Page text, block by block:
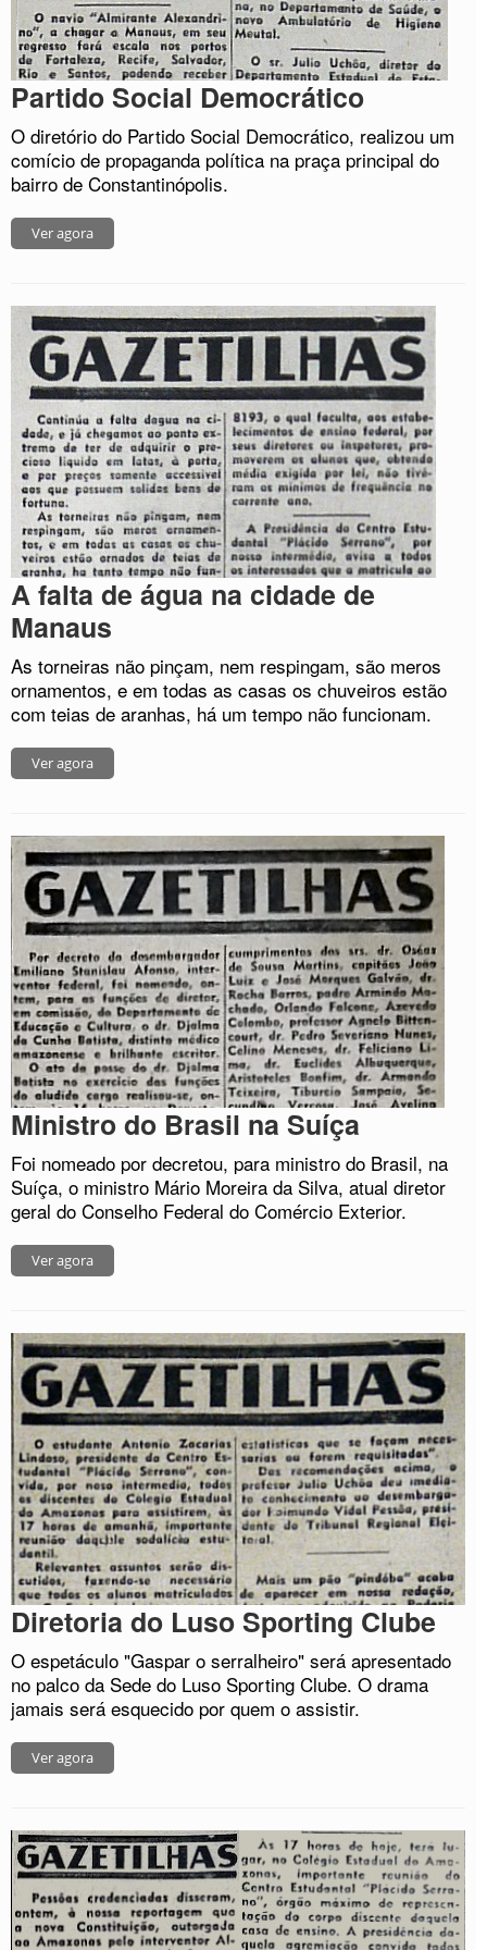
Partido Social Democrático
O diretório do Partido Social Democrático, realizou um
comício de propaganda política na praça principal do
bairro de Constantinópolis.
Ver agora
A falta de água na cidade de
Manaus
As torneiras não pinçam, nem respingam, são meros
ornamentos, e em todas as casas os chuveiros estão
com teias de aranhas, há um tempo não funcionam.
Ver agora
Ministro do Brasil na Suíça
Foi nomeado por decretou, para ministro do Brasil, na
Suíça, o ministro Mário Moreira da Silva, atual diretor
geral do Conselho Federal do Comércio Exterior.
Ver agora
Diretoria do Luso Sporting Clube
O espetáculo "Gaspar o serralheiro" será apresentado
no palco da Sede do Luso Sporting Clube. O drama
jamais será esquecido por quem o assistir.
Ver agora